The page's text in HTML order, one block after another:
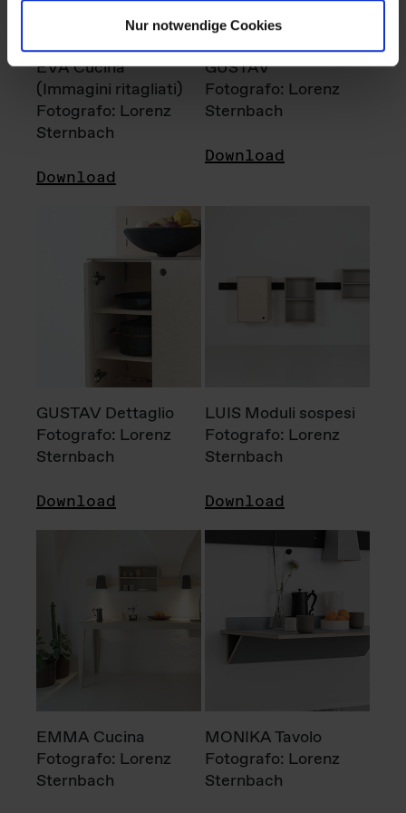
Nur notwendige Cookies
EVA Cucina
(Immagini ritagliati)
Fotografo: Lorenz
Sternbach
Download
GUSTAV
Fotografo: Lorenz
Sternbach
Download
GUSTAV Dettaglio
Fotografo: Lorenz
Sternbach
Download
LUIS Moduli sospesi
Fotografo: Lorenz
Sternbach
Download
EMMA Cucina
Fotografo: Lorenz
Sternbach
MONIKA Tavolo
Fotografo: Lorenz
Sternbach